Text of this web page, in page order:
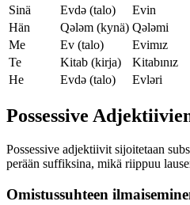
Sinä
Evdə (talo) Evin
Hän
Qələm (kynä) Qələmi
Me
Ev (talo) Evimız
Te
Kitab (kirja) Kitabınız
He
Evdə (talo) Evləri
Possessive
Possessive adjektiivit sijoitetaan
perään suffiksina, mikä riippuu
Omistussuhteen